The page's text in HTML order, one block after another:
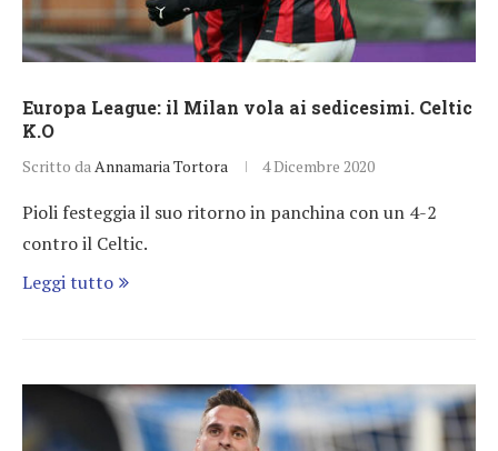
Europa League: il Milan vola ai sedicesimi. Celtic
K.O
Scritto da Annamaria Tortora 4 Dicembre 2020
Pioli festeggia il suo ritorno in panchina con un 4-2
contro il Celtic.
Leggi tutto